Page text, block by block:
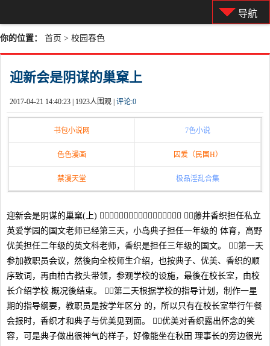
导航
你的位置： 首页 > 校园春色
迎新会是阴谋的巢窠上
2017-04-21 14:40:23 | 1923人围观 | 评论:0
书包小说网 7色小说
色色漫画 囚爱（民国H）
禁漫天堂 极品淫乱合集
迎新会是阴谋的巢窠(上) ３－１ 藤井香织担任私立
英爱学园的国文老师已经第三天，小岛典子担任一年级的 体育，高野
优美担任二年级的英文科老师，香织是担任三年级的国文。 第一天
参加教职员会议，然後向全校师生介绍，也按典子、优美、香织的顺
序致词，再由柏古教头带领，参观学校的设施，最後在校长室，由校
长介绍学校 概况後结束。 第二天根据学校的指导计划，制作一星
期的指导纲要，教职员是按学年区分 的，所以只有在校长室举行午餐
会报时，香织才和典子与优美见到面。 优美对香织露出怀念的笑
容，可是典子做出很神气的样子，好像能坐在秋田 理事长的旁边很光